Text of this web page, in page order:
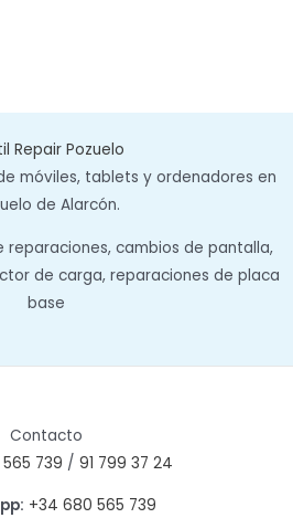
Repair Pozuelo
móviles, tablets y ordenadores en
de Alarcón.
reparaciones, cambios de pantalla,
de carga, reparaciones de placa
base
Contacto
739 / 91 799 37 24
+34 680 565 739